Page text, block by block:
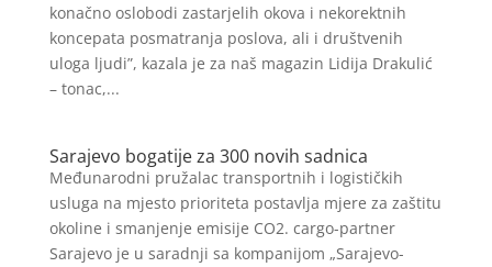
konačno oslobodi zastarjelih okova i nekorektnih
koncepata posmatranja poslova, ali i društvenih
uloga ljudi”, kazala je za naš magazin Lidija Drakulić
– tonac,...
Sarajevo bogatije za 300 novih sadnica
Međunarodni pružalac transportnih i logističkih
usluga na mjesto prioriteta postavlja mjere za zaštitu
okoline i smanjenje emisije CO2. cargo-partner
Sarajevo je u saradnji sa kompanijom „Sarajevo-